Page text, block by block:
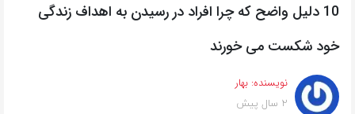
10 دلیل واضح که چرا افراد در رسیدن به اهداف زندگی
خود شکست می خورند
نویسنده: بهار
2 سال پیش